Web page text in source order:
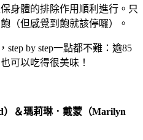
身體的排除作用順利進行。只
（但感覺到飽就該停囉）。
by step一點都不難：逾85
可以吃得很美味！
）＆瑪莉琳．戴蒙（Marilyn